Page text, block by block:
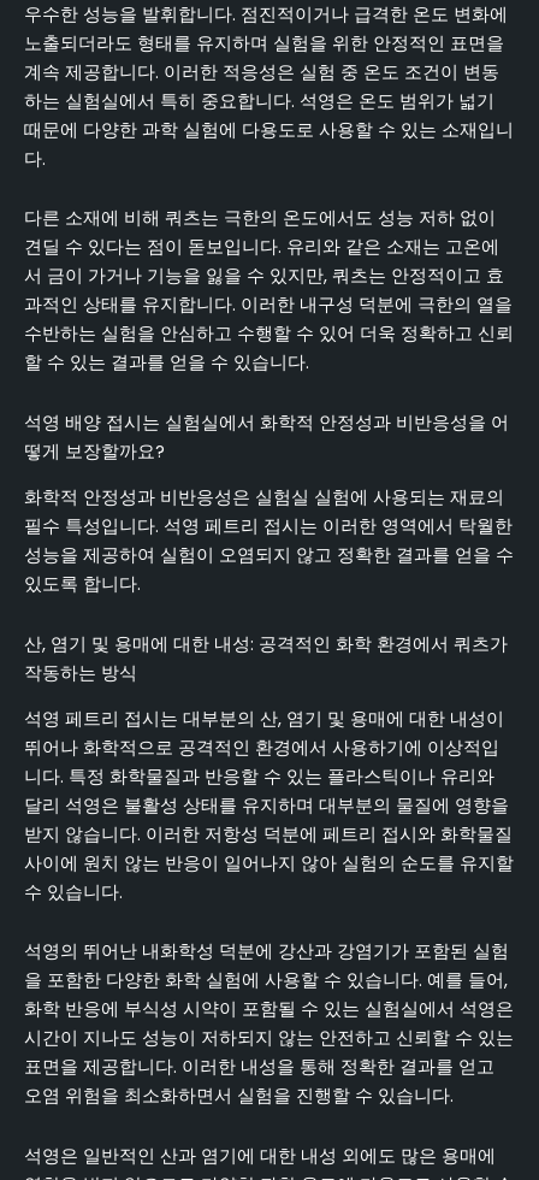
우수한 성능을 발휘합니다. 점진적이거나 급격한 온도 변화에
노출되더라도 형태를 유지하며 실험을 위한 안정적인 표면을
계속 제공합니다. 이러한 적응성은 실험 중 온도 조건이 변동
하는 실험실에서 특히 중요합니다. 석영은 온도 범위가 넓기
때문에 다양한 과학 실험에 다용도로 사용할 수 있는 소재입니
다.
다른 소재에 비해 쿼츠는 극한의 온도에서도 성능 저하 없이
견딜 수 있다는 점이 돋보입니다. 유리와 같은 소재는 고온에
서 금이 가거나 기능을 잃을 수 있지만, 쿼츠는 안정적이고 효
과적인 상태를 유지합니다. 이러한 내구성 덕분에 극한의 열을
수반하는 실험을 안심하고 수행할 수 있어 더욱 정확하고 신뢰
할 수 있는 결과를 얻을 수 있습니다.
석영 배양 접시는 실험실에서 화학적 안정성과 비반응성을 어
떻게 보장할까요?
화학적 안정성과 비반응성은 실험실 실험에 사용되는 재료의
필수 특성입니다. 석영 페트리 접시는 이러한 영역에서 탁월한
성능을 제공하여 실험이 오염되지 않고 정확한 결과를 얻을 수
있도록 합니다.
산, 염기 및 용매에 대한 내성: 공격적인 화학 환경에서 쿼츠가
작동하는 방식
석영 페트리 접시는 대부분의 산, 염기 및 용매에 대한 내성이
뛰어나 화학적으로 공격적인 환경에서 사용하기에 이상적입
니다. 특정 화학물질과 반응할 수 있는 플라스틱이나 유리와
달리 석영은 불활성 상태를 유지하며 대부분의 물질에 영향을
받지 않습니다. 이러한 저항성 덕분에 페트리 접시와 화학물질
사이에 원치 않는 반응이 일어나지 않아 실험의 순도를 유지할
수 있습니다.
석영의 뛰어난 내화학성 덕분에 강산과 강염기가 포함된 실험
을 포함한 다양한 화학 실험에 사용할 수 있습니다. 예를 들어,
화학 반응에 부식성 시약이 포함될 수 있는 실험실에서 석영은
시간이 지나도 성능이 저하되지 않는 안전하고 신뢰할 수 있는
표면을 제공합니다. 이러한 내성을 통해 정확한 결과를 얻고
오염 위험을 최소화하면서 실험을 진행할 수 있습니다.
석영은 일반적인 산과 염기에 대한 내성 외에도 많은 용매에